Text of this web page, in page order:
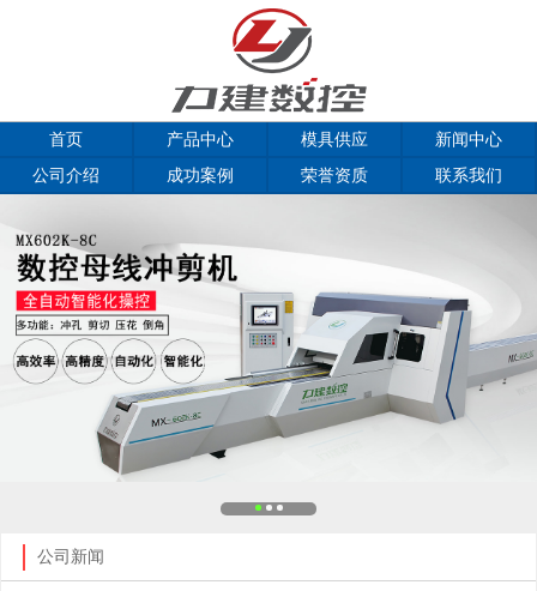
首页 产品中心 模具供应
新闻中心
公司介绍
成功案例 荣誉资质 联系我们
公司新闻